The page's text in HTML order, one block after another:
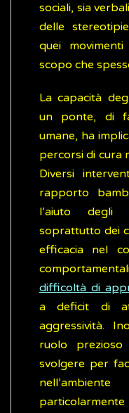
sociali, sia
delle
quei
scopo che
La capacità
un ponte, di
umane, ha
percorsi di cura
Diversi
rapporto
l’aiuto degli
soprattutto dei
efficacia nel
difficoltà di
a deficit di
aggressività.
ruolo
svolgere per